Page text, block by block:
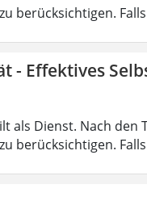
berücksichtigen.
- Effektives
als Dienst. Nach den
berücksichtigen.